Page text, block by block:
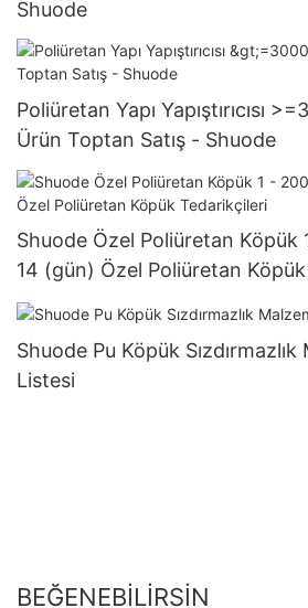
Shuode
Poliüretan Yapı Yapıştırıcısı
Ürün Toptan Satış - Shuode
Shuode Özel Poliüretan
14 (gün) Özel Poliüretan
Shuode Pu Köpük
Listesi
BEĞENEBILIRSIN